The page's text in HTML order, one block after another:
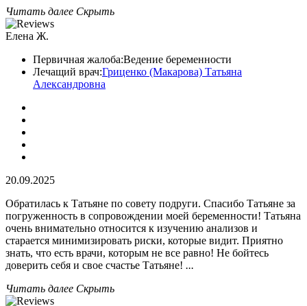
Читать далее Скрыть
Елена Ж.
Первичная жалоба:Ведение беременности
Лечащий врач:Гриценко (Макарова) Татьяна
Александровна
20.09.2025
Обратилась к Татьяне по совету подруги. Спасибо Татьяне за
погруженность в сопровождении моей беременности! Татьяна
очень внимательно относится к изучению анализов​ и
старается минимизировать риски, которые видит. Приятно
знать, что есть врачи, которым не все равно! Не бойтесь
доверить себя и свое счастье Татьяне! ...
Читать далее Скрыть